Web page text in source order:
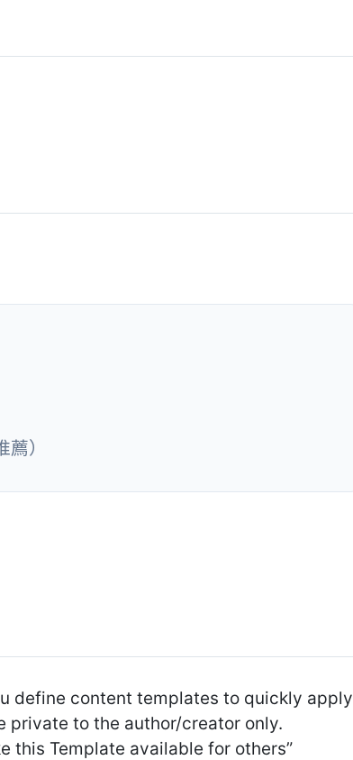
）
define content templates to quickly apply
private to the author/creator only.
this Template available for others”